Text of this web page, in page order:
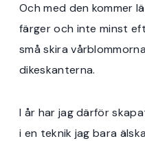
Och med den kommer
färger och inte minst
små skira
dikeskanterna.
I år har jag därför
i en teknik jag bara